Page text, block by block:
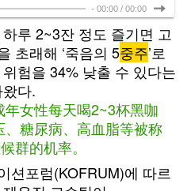
- 00:00 / 00:00
루 2~3잔 정도 즐기면 고
초래해 ‘죽음의 5중주’로
험을 34% 낮출 수 있다는
다.
女性每天喝2~3杯黑咖
糖尿病、高血脂等被称
群的机率。
션포럼(KOFRUM)에 따르